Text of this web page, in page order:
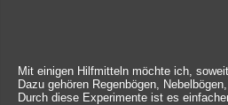
Mit einigen Hilfmitteln möchte ich,
Dazu gehören Regenbögen,
Durch diese Experimente ist es